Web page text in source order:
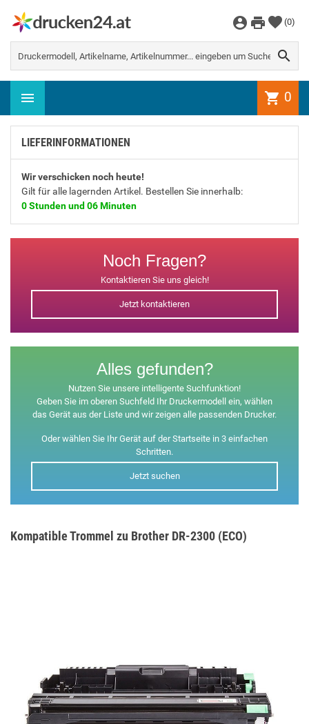

(0)
shopping_cart 0
WEITER EINKAUFEN
Es gibt keine Artikel mehr in Ihrem
Warenkorb
LIEFERINFORMATIONEN
Wir verschicken noch heute!
Gilt für alle lagernden Artikel. Bestellen Sie innerhalb:
0 Stunden und 06 Minuten
Noch Fragen?
Kontaktieren Sie uns gleich!
Jetzt kontaktieren
Alles gefunden?
Nutzen Sie unsere intelligente Suchfunktion!
Geben Sie im oberen Suchfeld Ihr Druckermodell ein, wählen
das Gerät aus der Liste und wir zeigen alle passenden Drucker.
Oder wählen Sie Ihr Gerät auf der Startseite in 3 einfachen
Schritten.
Jetzt suchen
Kompatible Trommel zu Brother DR-2300 (ECO)